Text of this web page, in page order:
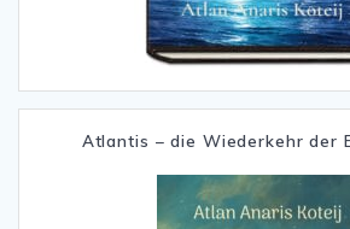
Atlantis – die Wiederkehr der